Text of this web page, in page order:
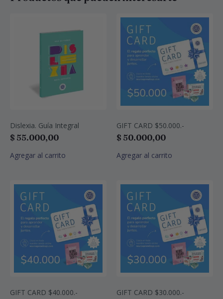
Dislexia. Guía Integral
$ 55.000,00
Agregar al carrito
GIFT CARD $50.000.-
$ 50.000,00
Agregar al carrito
GIFT CARD $40.000.- GIFT CARD $30.000.-